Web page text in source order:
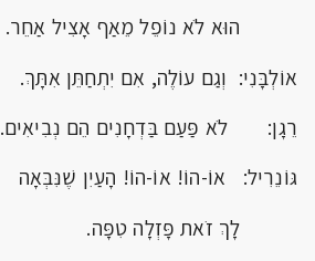
הוּא לֹא נוֹפֵל מֵאַף אָצִיל אַחֵר.
אוֹלְבָּנִי: וְגַם עוֹלֶה, אִם יִתְחַתֵּן אִתָּךְ.
רֵגָן: לֹא פַּעַם בַּדְחָנִים הֵם נְבִיאִים.
גּוֹנֵרִיל: אוֹ-הוֹ! אוֹ-הוֹ! הָעַיִן שֶׁנִּבְּאָה
לָךְ זֹאת פָּזְלָה טִפָּה.